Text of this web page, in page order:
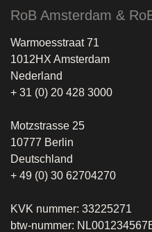
RoB Amsterdam &
Warmoesstraat 71
1012HX Amsterdam
Nederland
+ 31 (0) 20 428 3000
Motzstrasse 25
10777 Berlin
Deutschland
+ 49 (0) 30 62704270
KVK nummer: 33225271
btw-nummer: